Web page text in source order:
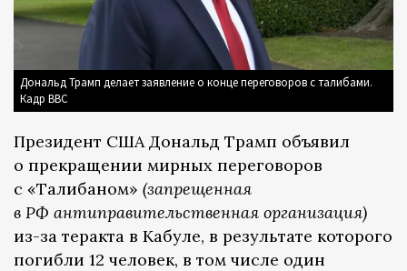
Дональд Трамп делает заявление о конце переговоров с талибами.
Кадр BBC
Президент США Дональд Трамп объявил
о прекращении мирных переговоров
с «Талибаном» (запрещенная
в РФ антиправительственная организация)
из-за теракта в Кабуле, в результате которого
погибли 12 человек, в том числе один